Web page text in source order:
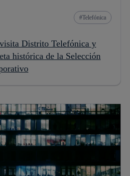
Telefónica
Distrito Telefónica y
histórica de la Selección